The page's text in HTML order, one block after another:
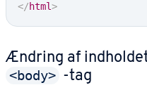
</html>
Ændring af
<body> -tag